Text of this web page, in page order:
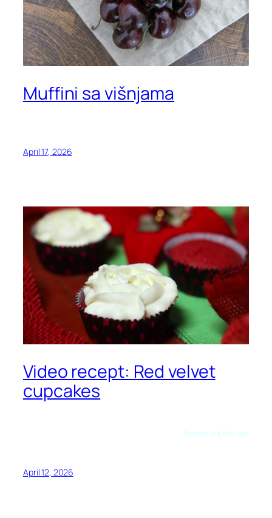
Muffini sa višnjama
April 17, 2026
Video recept: Red velvet
cupcakes
Preuzeto sa kuhari.com
April 12, 2026